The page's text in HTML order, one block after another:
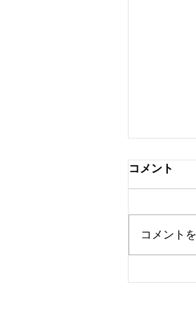
プロテ
9月5日
催します
試飲販売
コメント
コメント